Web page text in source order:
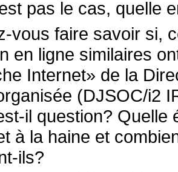
pas le cas, quelle
vous faire savoir si,
en ligne similaires
Internet» de la
(DJSOC/i2
il question? Quelle
à la haine et
ils?